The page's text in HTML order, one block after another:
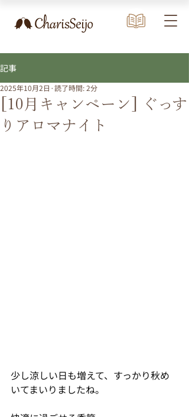
記事
[10月キャンペーン] ぐっす
りアロマナイト
2025年10月2日 読了時間: 2分
少し涼しい日も増えて、すっかり秋め
いてまいりましたね。